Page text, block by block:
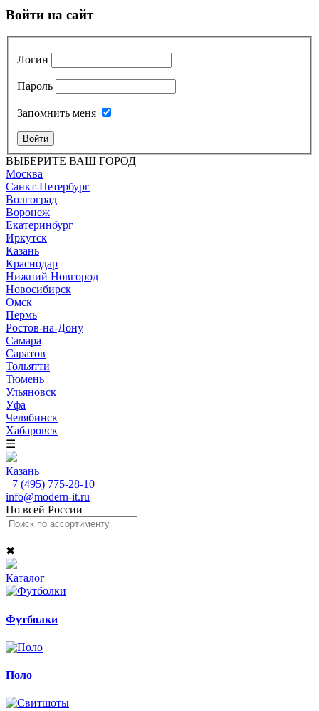
Войти на сайт
Логин
Пароль
Запомнить меня
Войти
ВЫБЕРИТЕ ВАШ ГОРОД
Москва
Санкт-Петербург
Волгоград
Воронеж
Екатеринбург
Иркутск
Казань
Краснодар
Нижний Новгород
Новосибирск
Омск
Пермь
Ростов-на-Дону
Самара
Саратов
Тольятти
Тюмень
Ульяновск
Уфа
Челябинск
Хабаровск
☰
Казань
+7 (495) 775-28-10
info@modern-it.ru
По всей России
✖
Каталог
Футболки
Поло